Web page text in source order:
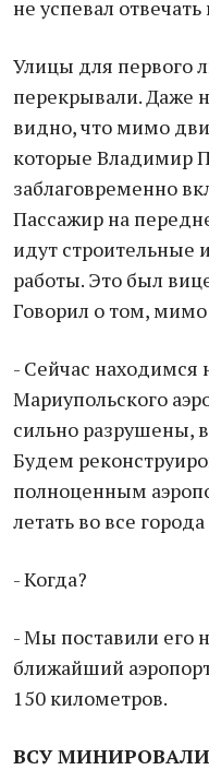
не успевал
Улицы для первого
перекрывали. Даже
видно, что мимо
которые Владимир
заблаговременно
Пассажир на
идут строительные
работы. Это был
Говорил о том,
- Сейчас находимся
Мариупольского
сильно разрушены,
Будем
полноценным
летать во все
- Когда?
- Мы поставили его
ближайший
150 километров.
ВСУ